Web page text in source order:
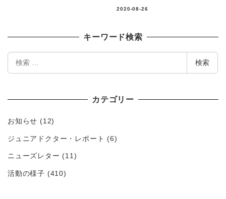
2020-08-26
キーワード検索
索
検索
カテゴリー
お知らせ (12)
ジュニアドクター・レポート (6)
ニューズレター (11)
活動の様子 (410)